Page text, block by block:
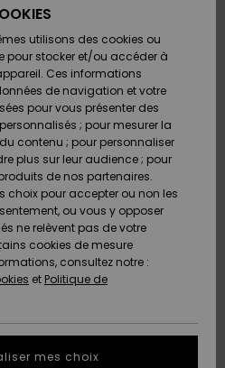
utilisons des cookies ou
pour stocker et/ou accéder à
Ces informations
de navigation et votre
pour vous présenter des
; pour mesurer la
contenu ; pour personnaliser
plus sur leur audience ; pour
de nos partenaires.
choix pour accepter ou non les
ou vous y opposer
ne relèvent pas de votre
cookies de mesure
consultez notre :
et Politique de
mes choix